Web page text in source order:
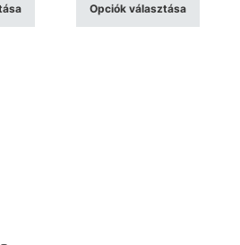
Opciók választása